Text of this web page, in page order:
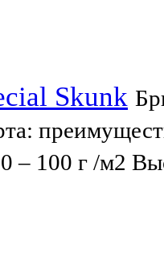
Skunk
– 100 г /м2